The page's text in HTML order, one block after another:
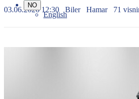
NO
English
03.06.2026 12:30 Biler Hamar 71